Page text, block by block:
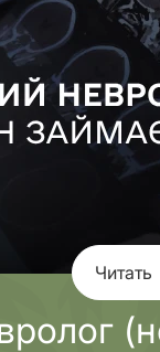
Читать